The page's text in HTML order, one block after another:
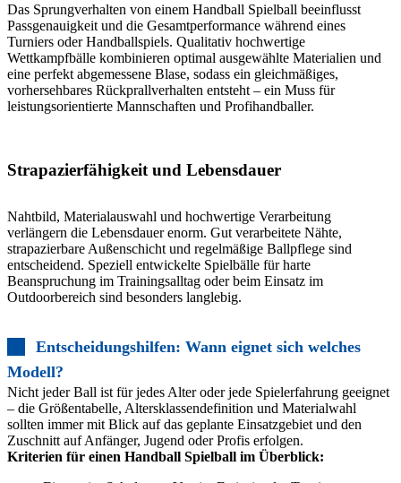
Das Sprungverhalten von einem Handball Spielball beeinflusst
Passgenauigkeit und die Gesamtperformance während eines
Turniers oder Handballspiels. Qualitativ hochwertige
Wettkampfbälle kombinieren optimal ausgewählte Materialien und
eine perfekt abgemessene Blase, sodass ein gleichmäßiges,
vorhersehbares Rückprallverhalten entsteht – ein Muss für
leistungsorientierte Mannschaften und Profihandballer.
Strapazierfähigkeit und Lebensdauer
Nahtbild, Materialauswahl und hochwertige Verarbeitung
verlängern die Lebensdauer enorm. Gut verarbeitete Nähte,
strapazierbare Außenschicht und regelmäßige Ballpflege sind
entscheidend. Speziell entwickelte Spielbälle für harte
Beanspruchung im Trainingsalltag oder beim Einsatz im
Outdoorbereich sind besonders langlebig.
Entscheidungshilfen: Wann eignet sich welches
Modell?
Nicht jeder Ball ist für jedes Alter oder jede Spielerfahrung geeignet
– die Größentabelle, Altersklassendefinition und Materialwahl
sollten immer mit Blick auf das geplante Einsatzgebiet und den
Zuschnitt auf Anfänger, Jugend oder Profis erfolgen.
Kriterien für einen Handball Spielball im Überblick: